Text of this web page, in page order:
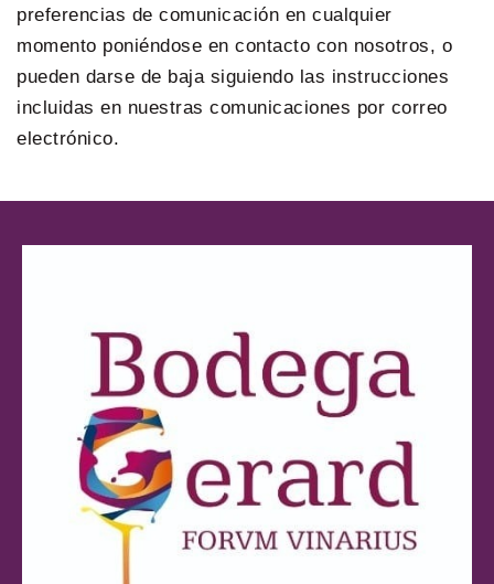
preferencias de comunicación en cualquier
momento poniéndose en contacto con nosotros, o
pueden darse de baja siguiendo las instrucciones
incluidas en nuestras comunicaciones por correo
electrónico.